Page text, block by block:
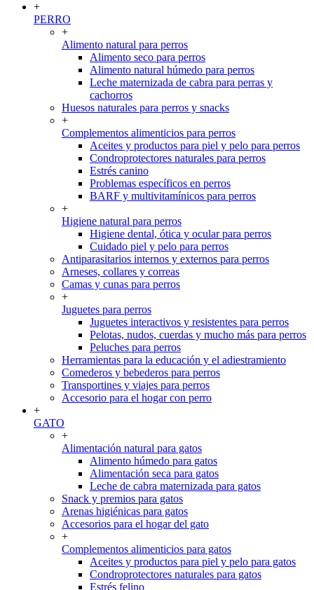
+
PERRO
+
Alimento natural para perros
Alimento seco para perros
Alimento natural húmedo para perros
Leche maternizada de cabra para perras y
cachorros
Huesos naturales para perros y snacks
+
Complementos alimenticios para perros
Aceites y productos para piel y pelo para perros
Condroprotectores naturales para perros
Estrés canino
Problemas específicos en perros
BARF y multivitamínicos para perros
+
Higiene natural para perros
Higiene dental, ótica y ocular para perros
Cuidado piel y pelo para perros
Antiparasitarios internos y externos para perros
Arneses, collares y correas
Camas y cunas para perros
+
Juguetes para perros
Juguetes interactivos y resistentes para perros
Pelotas, nudos, cuerdas y mucho más para perros
Peluches para perros
Herramientas para la educación y el adiestramiento
Comederos y bebederos para perros
Transportines y viajes para perros
Accesorio para el hogar con perro
+
GATO
+
Alimentación natural para gatos
Alimento húmedo para gatos
Alimentación seca para gatos
Leche de cabra maternizada para gatos
Snack y premios para gatos
Arenas higiénicas para gatos
Accesorios para el hogar del gato
+
Complementos alimenticios para gatos
Aceites y productos para piel y pelo para gatos
Condroprotectores naturales para gatos
Estrés felino